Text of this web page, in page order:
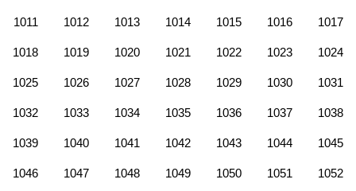
1011 1012 1013 1014 1015 1016 1017
1018 1019 1020 1021 1022 1023 1024
1025 1026 1027 1028 1029 1030 1031
1032 1033 1034 1035 1036 1037 1038
1039 1040 1041 1042 1043 1044 1045
1046 1047 1048 1049 1050 1051 1052